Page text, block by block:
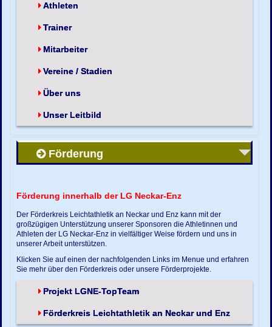
Athleten
Trainer
Mitarbeiter
Vereine / Stadien
Über uns
Unser Leitbild
Förderung
Förderung innerhalb der LG Neckar-Enz
Der Förderkreis Leichtathletik an Neckar und Enz kann mit der
großzügigen Unterstützung unserer Sponsoren die Athletinnen und
Athleten der LG Neckar-Enz in vielfältiger Weise fördern und uns in
unserer Arbeit unterstützen.
Klicken Sie auf einen der nachfolgenden Links im Menue und erfahren
Sie mehr über den Förderkreis oder unsere Förderprojekte.
Projekt LGNE-TopTeam
Förderkreis Leichtathletik an Neckar und Enz